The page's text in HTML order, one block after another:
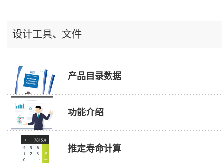
设计工具、文件
产品目录数据
功能介绍
推定寿命计算